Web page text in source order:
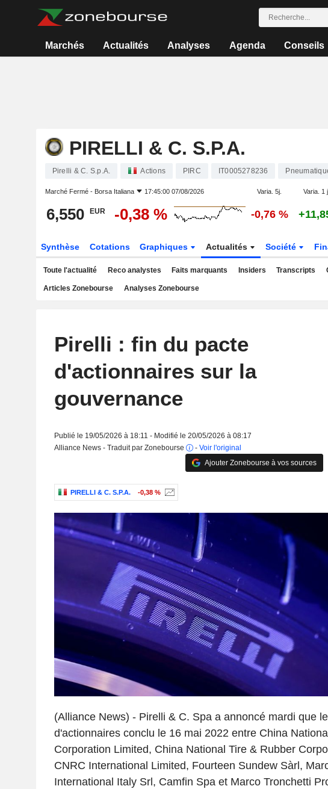
Marchés Actualités Analyses Agenda Conseils
PIRELLI & C. S.P.A.
Pirelli & C. S.p.A. Actions PIRC IT0005278236
Marché Fermé - Borsa Italiana 17:45:00 07/08/2026 Varia. 5j. Varia. 1
6,550 EUR -0,38 % -0,76 %
Synthèse Cotations Graphiques Actualités Société
Toute l'actualité Reco analystes Faits marquants Insiders Transcripts
Articles Zonebourse Analyses Zonebourse
Pirelli : fin du pacte
d'actionnaires sur la
gouvernance
Publié le 19/05/2026 à 18:11 - Modifié le 20/05/2026 à 08:17
Alliance News - Traduit par Zonebourse
- Voir l'original
Ajouter Zonebourse à vos sources
PIRELLI & C. S.P.A. -0,38 %
(Alliance News) - Pirelli & C. Spa a annoncé mardi que
d'actionnaires conclu le 16 mai 2022 entre China
Corporation Limited, China National Tire & Rubber
CNRC International Limited, Fourteen Sundew Sàrl,
International Italy Srl, Camfin Spa et Marco Tronchetti